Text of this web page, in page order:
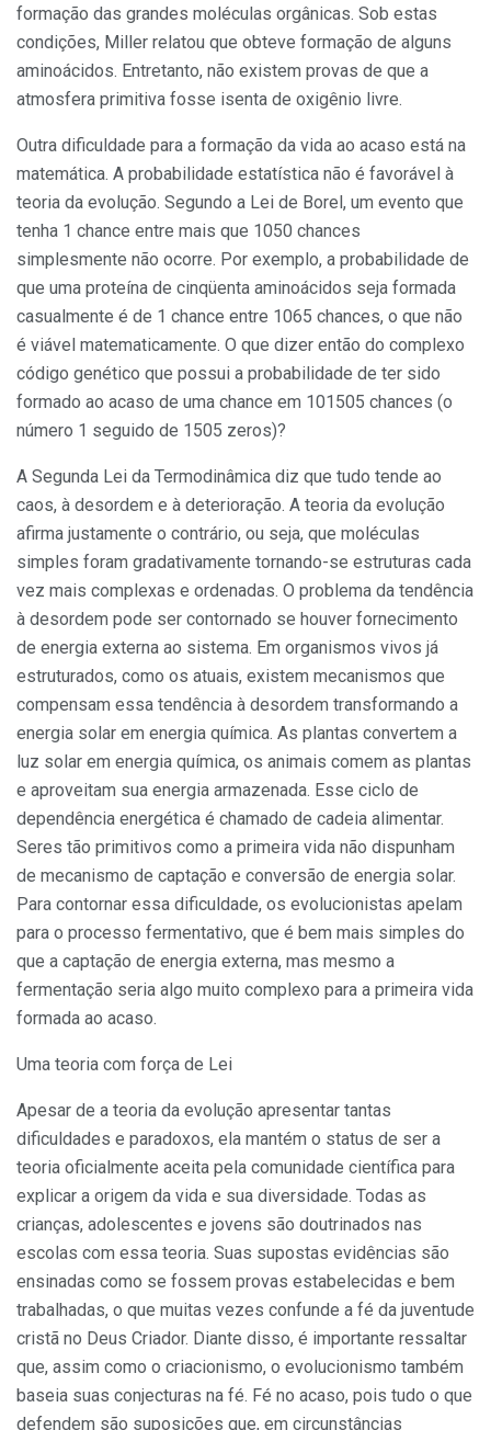
formação das grandes moléculas orgânicas. Sob estas
condições, Miller relatou que obteve formação de alguns
aminoácidos. Entretanto, não existem provas de que a
atmosfera primitiva fosse isenta de oxigênio livre.
Outra dificuldade para a formação da vida ao acaso está na
matemática. A probabilidade estatística não é favorável à
teoria da evolução. Segundo a Lei de Borel, um evento que
tenha 1 chance entre mais que 1050 chances
simplesmente não ocorre. Por exemplo, a probabilidade de
que uma proteína de cinqüenta aminoácidos seja formada
casualmente é de 1 chance entre 1065 chances, o que não
é viável matematicamente. O que dizer então do complexo
código genético que possui a probabilidade de ter sido
formado ao acaso de uma chance em 101505 chances (o
número 1 seguido de 1505 zeros)?
A Segunda Lei da Termodinâmica diz que tudo tende ao
caos, à desordem e à deterioração. A teoria da evolução
afirma justamente o contrário, ou seja, que moléculas
simples foram gradativamente tornando-se estruturas cada
vez mais complexas e ordenadas. O problema da tendência
à desordem pode ser contornado se houver fornecimento
de energia externa ao sistema. Em organismos vivos já
estruturados, como os atuais, existem mecanismos que
compensam essa tendência à desordem transformando a
energia solar em energia química. As plantas convertem a
luz solar em energia química, os animais comem as plantas
e aproveitam sua energia armazenada. Esse ciclo de
dependência energética é chamado de cadeia alimentar.
Seres tão primitivos como a primeira vida não dispunham
de mecanismo de captação e conversão de energia solar.
Para contornar essa dificuldade, os evolucionistas apelam
para o processo fermentativo, que é bem mais simples do
que a captação de energia externa, mas mesmo a
fermentação seria algo muito complexo para a primeira vida
formada ao acaso.
Uma teoria com força de Lei
Apesar de a teoria da evolução apresentar tantas
dificuldades e paradoxos, ela mantém o status de ser a
teoria oficialmente aceita pela comunidade científica para
explicar a origem da vida e sua diversidade. Todas as
crianças, adolescentes e jovens são doutrinados nas
escolas com essa teoria. Suas supostas evidências são
ensinadas como se fossem provas estabelecidas e bem
trabalhadas, o que muitas vezes confunde a fé da juventude
cristã no Deus Criador. Diante disso, é importante ressaltar
que, assim como o criacionismo, o evolucionismo também
baseia suas conjecturas na fé. Fé no acaso, pois tudo o que
defendem são suposições que, em circunstâncias